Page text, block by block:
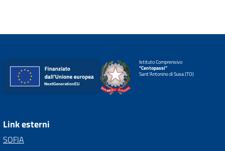
Istituto Comprensivo
"Centopassi"
Sant'Antonino di Susa (TO)
Link esterni
SOFIA